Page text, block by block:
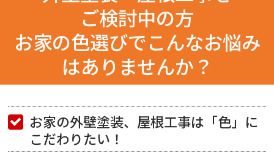
ご検討中の方
お家の色選びでこんなお悩み
はありませんか？
お家の外壁塗装、屋根工事は「色」に
こだわりたい！